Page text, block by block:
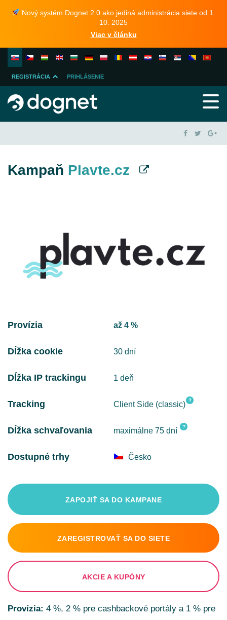
Nový systém Dognet 2.0 ako jediná administrácia siete od 1.
10. 2025
Viac v článku
REGISTRÁCIA
INZERENTA
PRIHLÁSENIE
Kampaň Plavte.cz
Provízia až 4 %
Dĺžka cookie 30 dní
Dĺžka IP trackingu 1 deň
Tracking Client Side (classic) ?
Dĺžka schvaľovania maximálne 75 dní ?
Dostupné trhy Česko
ZAPOJIŤ SA DO KAMPANE
ZAREGISTROVAŤ SA DO SIETE
AKCIE A KUPÓNY
Provízia: 4 %, 2 % pre cashbackové portály a 1 % pre